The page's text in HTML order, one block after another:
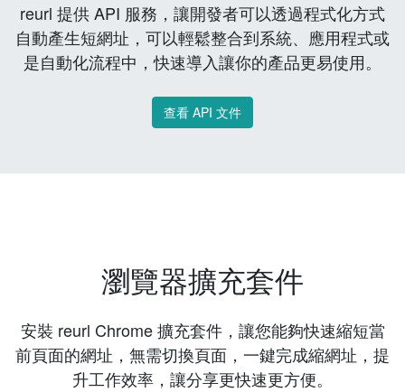
reurl 提供 API 服務，讓開發者可以透過程式化方式
自動產生短網址，可以輕鬆整合到系統、應用程式或
是自動化流程中，快速導入讓你的產品更易使用。
查看 API 文件
瀏覽器擴充套件
安裝 reurl Chrome 擴充套件，讓您能夠快速縮短當
前頁面的網址，無需切換頁面，一鍵完成縮網址，提
升工作效率，讓分享更快速更方便。